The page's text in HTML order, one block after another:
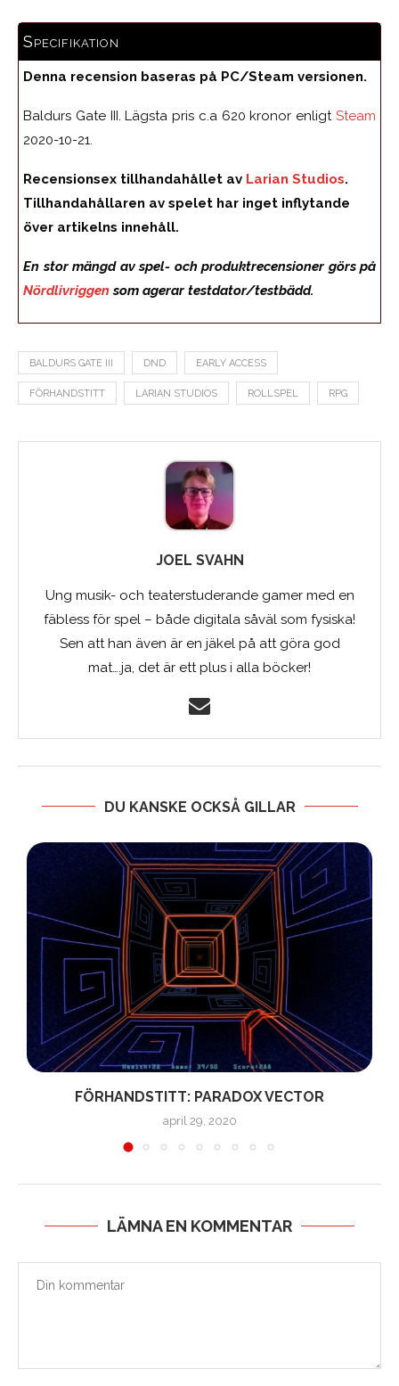
Specifikation
Denna recension baseras på PC/Steam versionen.
Baldurs Gate III. Lägsta pris c.a 620 kronor enligt Steam
2020-10-21.
Recensionsex tillhandahållet av Larian Studios.
Tillhandahållaren av spelet har inget inflytande
över artikelns innehåll.
En stor mängd av spel- och produktrecensioner görs på
Nördlivriggen som agerar testdator/testbädd.
BALDURS GATE III DND EARLY ACCESS
FÖRHANDSTITT LARIAN STUDIOS ROLLSPEL RPG
JOEL SVAHN
Ung musik- och teaterstuderande gamer med en
fäbless för spel – både digitala såväl som fysiska!
Sen att han även är en jäkel på att göra god
mat….ja, det är ett plus i alla böcker!
DU KANSKE OCKSÅ GILLAR
FÖRHANDSTITT: PARADOX VECTOR
april 29, 2020
LÄMNA EN KOMMENTAR